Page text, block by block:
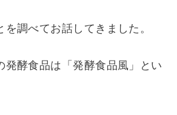
を調べてお話してきました。
発酵食品は「発酵食品風」とい